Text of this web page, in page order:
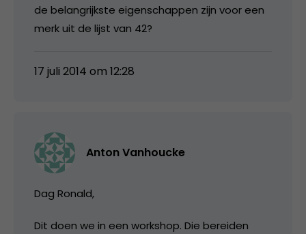
de belangrijkste eigenschappen zijn voor een
merk uit de lijst van 42?
17 juli 2014 om 12:28
Anton Vanhoucke
Dag Ronald,
Dit doen we in een workshop. Die bereiden